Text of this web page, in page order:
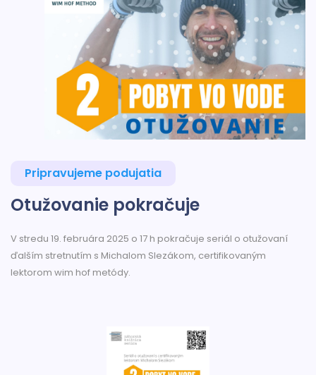
Pripravujeme podujatia
Otužovanie pokračuje
V stredu 19. februára 2025 o 17 h pokračuje seriál o otužovaní
ďalším stretnutím s Michalom Slezákom, certifikovaným
lektorom wim hof metódy.